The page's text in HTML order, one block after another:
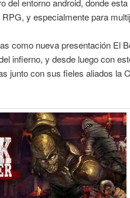
del entorno android, donde
y especialmente para
como nueva presentación El
infierno, y desde luego con
junto con sus fieles aliados la